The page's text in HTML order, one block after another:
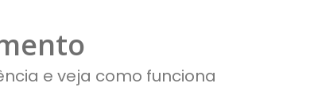
e veja como funciona